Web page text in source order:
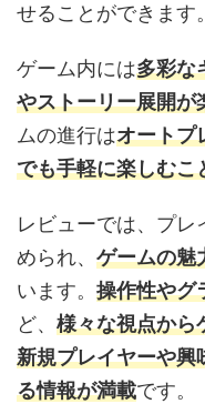
せることができます。
ゲーム内には多彩な
やストーリー展開が
ムの進行はオートプ
でも手軽に楽しむこ
レビューでは、プレ
められ、 ゲームの魅
います。 操作性やグ
ど、 様々な視点から
新規プレイヤーや興
る情報が満載です。